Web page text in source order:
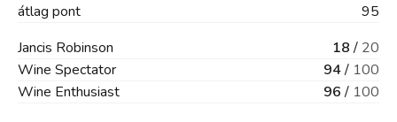
átlag pont
95
Jancis Robinson
18 / 20
Wine Spectator
94/ 100
Wine Enthusiast
96 / 100